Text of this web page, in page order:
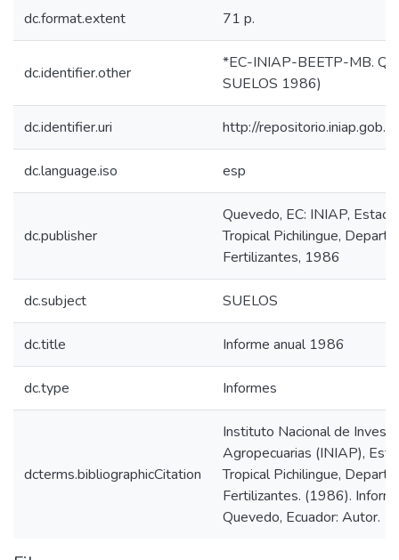
dc.format.extent 71 p.
dc.identifier.other
*EC-INIAP-BEETP-MB.
SUELOS 1986)
dc.identifier.uri http://
dc.language.iso esp
dc.publisher
Quevedo, EC: INIAP,
Tropical Pichilingue,
Fertilizantes, 1986
dc.subject SUELOS
dc.title Informe anual 1986
dc.type Informes
dcterms.bibliographicCitation
Instituto Nacional de
Agropecuarias (INIAP),
Tropical Pichilingue,
Fertilizantes. (1986).
Quevedo, Ecuador: Autor.